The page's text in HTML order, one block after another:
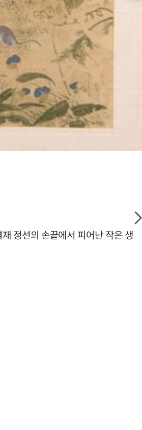
정선의 손끝에서 피어난 작은 생